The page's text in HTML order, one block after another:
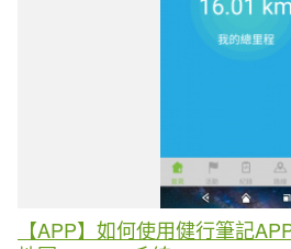
【APP】如何使用健行筆記